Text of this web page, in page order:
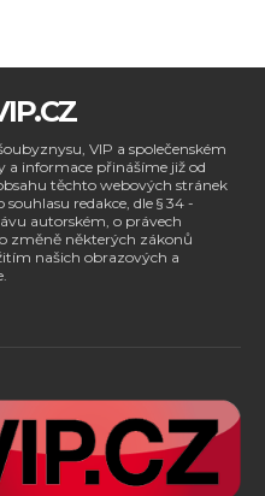
VIP a společenském
a informace přinášíme již od
těchto webových stránek
redakce, dle § 34 -
autorském, o právech
změně některých zákonů
našich obrazových a